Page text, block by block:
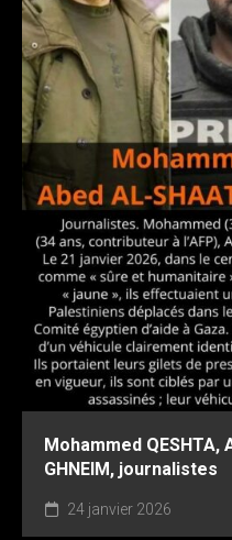
Mohammed QESHTA,
GHNEIM, journalistes
24 janvier 2026